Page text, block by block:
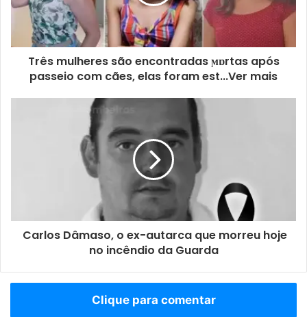
Três mulheres são encontradas ϻɒrtas após
passeio com cães, elas foram est...Ver mais
Carlos Dâmaso, o ex-autarca que morreu hoje
no incêndio da Guarda
Clique para comentar